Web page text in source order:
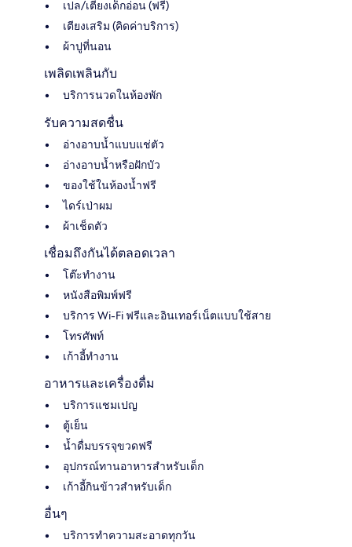
เปล/เตียงเด็กอ่อน (ฟรี)
เตียงเสริม (คิดค่าบริการ)
ผ้าปูที่นอน
เพลิดเพลินกับ
บริการนวดในห้องพัก
รับความสดชื่น
อ่างอาบน้ำแบบแช่ตัว
อ่างอาบน้ำหรือฝักบัว
ของใช้ในห้องน้ำฟรี
ไดร์เป่าผม
ผ้าเช็ดตัว
เชื่อมถึงกันได้ตลอดเวลา
โต๊ะทำงาน
หนังสือพิมพ์ฟรี
บริการ Wi-Fi ฟรีและอินเทอร์เน็ตแบบใช้สาย
โทรศัพท์
เก้าอี้ทำงาน
อาหารและเครื่องดื่ม
บริการแชมเปญ
ตู้เย็น
น้ำดื่มบรรจุขวดฟรี
อุปกรณ์ทานอาหารสำหรับเด็ก
เก้าอี้กินข้าวสำหรับเด็ก
อื่นๆ
บริการทำความสะอาดทุกวัน